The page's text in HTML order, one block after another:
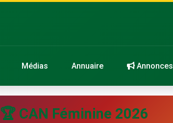
Médias Annuaire Annonces
🏆 CAN Féminine 2026